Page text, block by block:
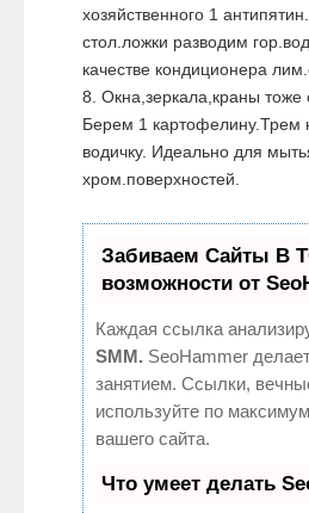
хозяйственного 1
стол.ложки разводим
качестве кондиционера
8. Окна,зеркала,краны тоже
Берем 1 картофелину.Трем
водичку. Идеально для
хром.поверхностей.
Забиваем Сайты В
возможности от
Каждая ссылка
SMM. SeoHammer
занятием. Ссылки,
используйте по
вашего сайта.
Что умеет делать